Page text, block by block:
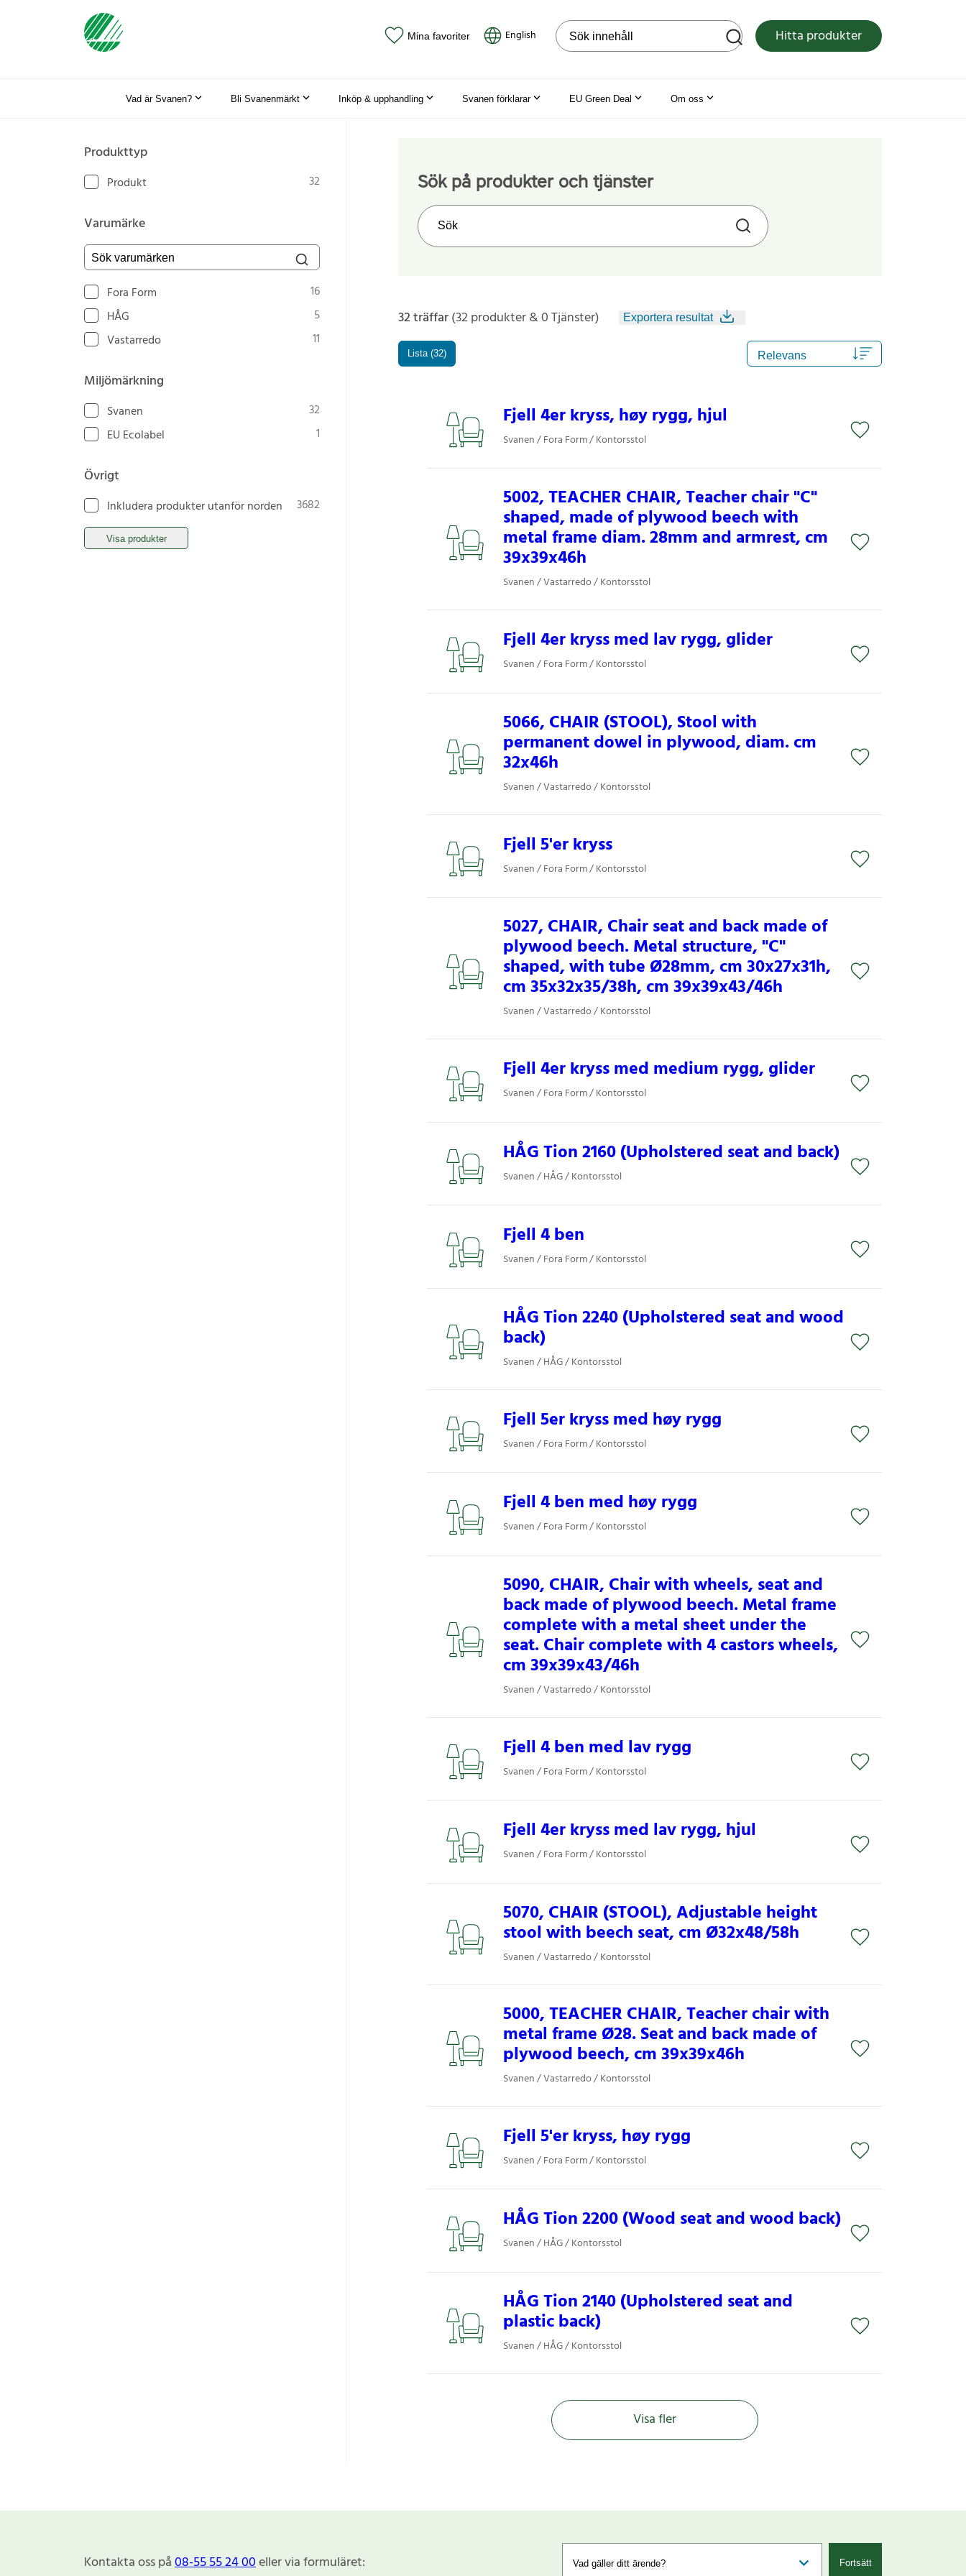
Mina favoriter English Sök på webbplatsen Hitta produkter
Vad är Svanen? Bli Svanenmärkt Inköp & upphandling Svanen förklarar EU Green Deal Om oss
Sök på produkter och tjänster
Sök på webbplatsen
32 träffar(32 produkter & 0 Tjänster) Exportera resultat
Lista (32)
Fjell 4er kryss, høy rygg, hjul
Svanen / Fora Form / Kontorsstol
5002, TEACHER CHAIR, Teacher chair "C"
shaped, made of plywood beech with
metal frame diam. 28mm and armrest, cm
39x39x46h
Svanen / Vastarredo / Kontorsstol
Fjell 4er kryss med lav rygg, glider
Svanen / Fora Form / Kontorsstol
5066, CHAIR (STOOL), Stool with
permanent dowel in plywood, diam. cm
32x46h
Svanen / Vastarredo / Kontorsstol
Fjell 5'er kryss
Svanen / Fora Form / Kontorsstol
5027, CHAIR, Chair seat and back made of
plywood beech. Metal structure, "C"
shaped, with tube Ø28mm, cm 30x27x31h,
cm 35x32x35/38h, cm 39x39x43/46h
Svanen / Vastarredo / Kontorsstol
Fjell 4er kryss med medium rygg, glider
Svanen / Fora Form / Kontorsstol
HÅG Tion 2160 (Upholstered seat and back)
Svanen / HÅG / Kontorsstol
Fjell 4 ben
Svanen / Fora Form / Kontorsstol
HÅG Tion 2240 (Upholstered seat and wood
back)
Svanen / HÅG / Kontorsstol
Fjell 5er kryss med høy rygg
Svanen / Fora Form / Kontorsstol
Fjell 4 ben med høy rygg
Svanen / Fora Form / Kontorsstol
5090, CHAIR, Chair with wheels, seat and
back made of plywood beech. Metal frame
complete with a metal sheet under the
seat. Chair complete with 4 castors wheels,
cm 39x39x43/46h
Svanen / Vastarredo / Kontorsstol
Fjell 4 ben med lav rygg
Svanen / Fora Form / Kontorsstol
Fjell 4er kryss med lav rygg, hjul
Svanen / Fora Form / Kontorsstol
5070, CHAIR (STOOL), Adjustable height
stool with beech seat, cm Ø32x48/58h
Svanen / Vastarredo / Kontorsstol
5000, TEACHER CHAIR, Teacher chair with
metal frame Ø28. Seat and back made of
plywood beech, cm 39x39x46h
Svanen / Vastarredo / Kontorsstol
Fjell 5'er kryss, høy rygg
Svanen / Fora Form / Kontorsstol
HÅG Tion 2200 (Wood seat and wood back)
Svanen / HÅG / Kontorsstol
HÅG Tion 2140 (Upholstered seat and
plastic back)
Svanen / HÅG / Kontorsstol
Visa fler
Produkttyp
Produkt 32
Varumärke
Sök varumärken
Fora Form
16
HÅG
5
Vastarredo
11
Miljömärkning
Svanen
32
EU Ecolabel
1
Övrigt
Inkludera produkter utanför norden 3682
Visa produkter
Kontakta oss på08-55 55 24 00eller via formuläret: Fortsätt